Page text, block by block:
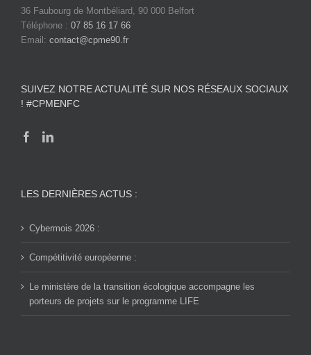
36 Faubourg de Montbéliard, 90 000 Belfort
Téléphone : 07 85 16 17 66
Email: contact@cpme90.fr
SUIVEZ NOTRE ACTUALITÉ SUR NOS RÉSEAUX SOCIAUX
! #CPMENFC
LES DERNIÈRES ACTUS :
Cybermois 2026 :
Compétitivité européenne :
Le ministère de la transition écologique accompagne les
porteurs de projets sur le programme LIFE